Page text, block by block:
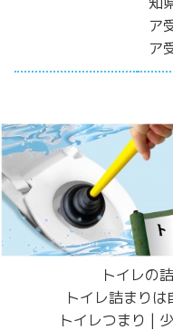
ア
ア
トイレの
トイレ詰まり
トイレつまり |